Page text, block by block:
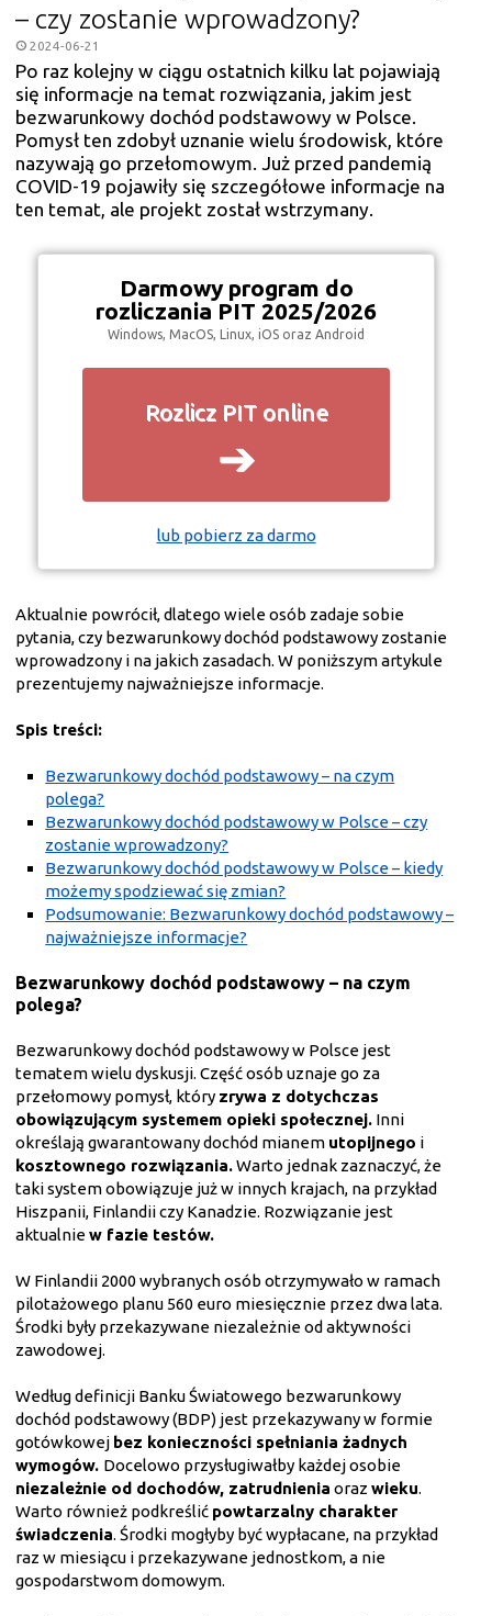
– czy zostanie wprowadzony?
2024-06-21
Po raz kolejny w ciągu ostatnich kilku lat pojawiają
się informacje na temat rozwiązania, jakim jest
bezwarunkowy dochód podstawowy w Polsce.
Pomysł ten zdobył uznanie wielu środowisk, które
nazywają go przełomowym. Już przed pandemią
COVID-19 pojawiły się szczegółowe informacje na
ten temat, ale projekt został wstrzymany.
Darmowy program do
rozliczania PIT 2025/2026
Windows, MacOS, Linux, iOS oraz Android
Rozlicz PIT online
➔
lub pobierz za darmo
Aktualnie powrócił, dlatego wiele osób zadaje sobie
pytania, czy bezwarunkowy dochód podstawowy zostanie
wprowadzony i na jakich zasadach. W poniższym artykule
prezentujemy najważniejsze informacje.
Spis treści:
Bezwarunkowy dochód podstawowy – na czym
polega?
Bezwarunkowy dochód podstawowy w Polsce – czy
zostanie wprowadzony?
Bezwarunkowy dochód podstawowy w Polsce – kiedy
możemy spodziewać się zmian?
Podsumowanie: Bezwarunkowy dochód podstawowy –
najważniejsze informacje?
Bezwarunkowy dochód podstawowy – na czym
polega?
Bezwarunkowy dochód podstawowy w Polsce jest
tematem wielu dyskusji. Część osób uznaje go za
przełomowy pomysł, który zrywa z dotychczas
obowiązującym systemem opieki społecznej. Inni
określają gwarantowany dochód mianem utopijnego i
kosztownego rozwiązania.Warto jednak zaznaczyć, że
taki system obowiązuje już w innych krajach, na przykład
Hiszpanii, Finlandii czy Kanadzie. Rozwiązanie jest
aktualniew fazie testów.
W Finlandii 2000 wybranych osób otrzymywało w ramach
pilotażowego planu 560 euro miesięcznie przez dwa lata.
Środki były przekazywane niezależnie od aktywności
zawodowej.
Według definicji Banku Światowego bezwarunkowy
dochód podstawowy (BDP) jest przekazywany w formie
gotówkowej bez konieczności spełniania żadnych
wymogów. Docelowo przysługiwałby każdej osobie
niezależnie od dochodów, zatrudnienia oraz wieku.
Warto również podkreślić powtarzalny charakter
świadczenia. Środki mogłyby być wypłacane, na przykład
raz w miesiącu i przekazywane jednostkom, a nie
gospodarstwom domowym.